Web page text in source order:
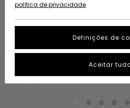
política de privacidade
Definições de
Aceitar